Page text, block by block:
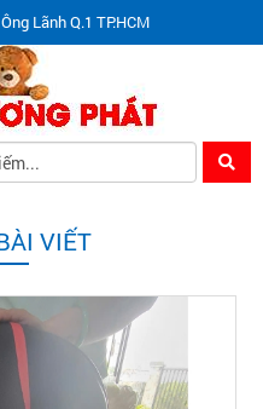
Lãnh Q.1 TP.HCM
VIẾT